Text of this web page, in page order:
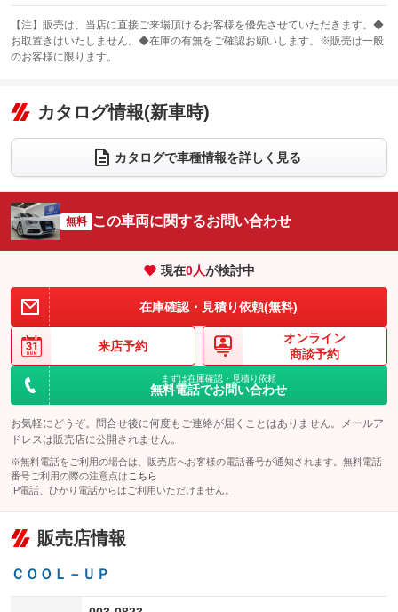
：装備なし
サンルーフ
：装備なし ABS
リフトアップ
：装備なし
ダウンヒルアシストコントロール
パワーウィンドウ
：装備あり ：装備あり
アイドリングストップ
：装備あり
USB入力端子
：装備なし Bluetooth接続
クリーンディーゼル
：装備なし
センターデフロック
：装備なし
レンタカーアップ
：装備なし 展示・試乗車
：装備なし
電動格納ミラー
：装備あり
カーナビ：メモリーナビ他
：装備あり
TV：フルセグ
：装備あり
ビジュアル：-／DVD再生
：装備あり
革シート
：装備あり ハーフレザーシート
：装備なし
キーレス
：装備あり ：装備あり
HID(キセノンライト)
：装備なし
ETC
：装備あり
エアロ
：装備なし スマートキー
：装備あり
ローダウン
：装備なし ランフラットタイヤ
：装備なし
：装備あり ：装備なし
ベンチシート
：装備なし フルフラットシート
：装備なし
チップアップシート
：装備なし オットマン
：装備なし
電動格納サードシート
：装備なし シートヒーター
：装備あり
ウォークスルー
：装備なし ：装備なし
シートエアコン
サイドカメラ
【注】販売は、当店に直接ご来場頂けるお客様を優先させていただきます。◆
お取置きはいたしません。◆在庫の有無をご確認お願いします。※販売は一般
のお客様に限ります。
カタログ情報(新車時)
カタログで車種情報を詳しく見る
無料 この車両に関するお問い合わせ
現在0人が検討中
在庫確認・見積り依頼(無料)
来店予約
オンライン
商談予約
まずは在庫確認・見積り依頼
無料電話でお問い合わせ
お気軽にどうぞ。問合せ後に何度もご連絡が届くことはありません。メールア
ドレスは販売店に公開されません。
※無料電話をご利用の場合は、販売店へお客様の電話番号が通知されます。無料電話
番号ご利用の際の注意点は こちら
IP電話、ひかり電話からはご利用いただけません。
販売店情報
ＣＯＯＬ－ＵＰ